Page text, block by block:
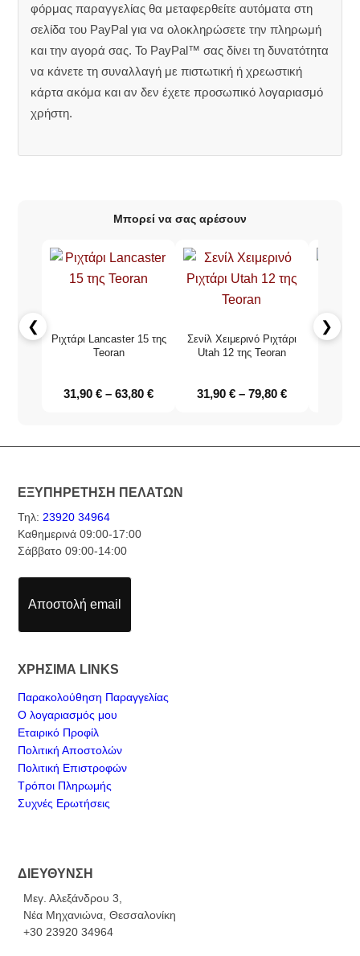
φόρμας παραγγελίας θα μεταφερθείτε αυτόματα στη
σελίδα του PayPal για να ολοκληρώσετε την πληρωμή
και την αγορά σας. Το PayPal™ σας δίνει τη δυνατότητα
να κάνετε τη συναλλαγή με πιστωτική ή χρεωστική
κάρτα ακόμα και αν δεν έχετε προσωπικό λογαριασμό
χρήστη.
Μπορεί να σας αρέσουν
❮
Ριχτάρι Lancaster 15 της
Teoran
31,90€ – 63,80€
Σενίλ Χειμερινό Ριχτάρι
Utah 12 της Teoran
31,90 € – 79,80 €
Ριχτάρι
❯
ΕΞΥΠΗΡΕΤΗΣΗ ΠΕΛΑΤΩΝ
Τηλ:23920 34964
Καθημερινά 09:00-17:00
Σάββατο 09:00-14:00
Αποστολή email
ΧΡΗΣΙΜΑ LINKS
Παρακολούθηση Παραγγελίας
Ο λογαριασμός μου
Εταιρικό Προφίλ
Πολιτική Αποστολών
Πολιτική Επιστροφών
Τρόποι Πληρωμής
Συχνές Ερωτήσεις
ΔΙΕΥΘΥΝΣΗ
Μεγ. Αλεξάνδρου 3,
Νέα Μηχανιώνα, Θεσσαλονίκη
+30 23920 34964